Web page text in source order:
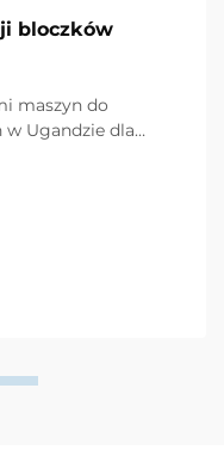
bloczków
maszyn do
Ugandzie dla
dla swojej firmy.